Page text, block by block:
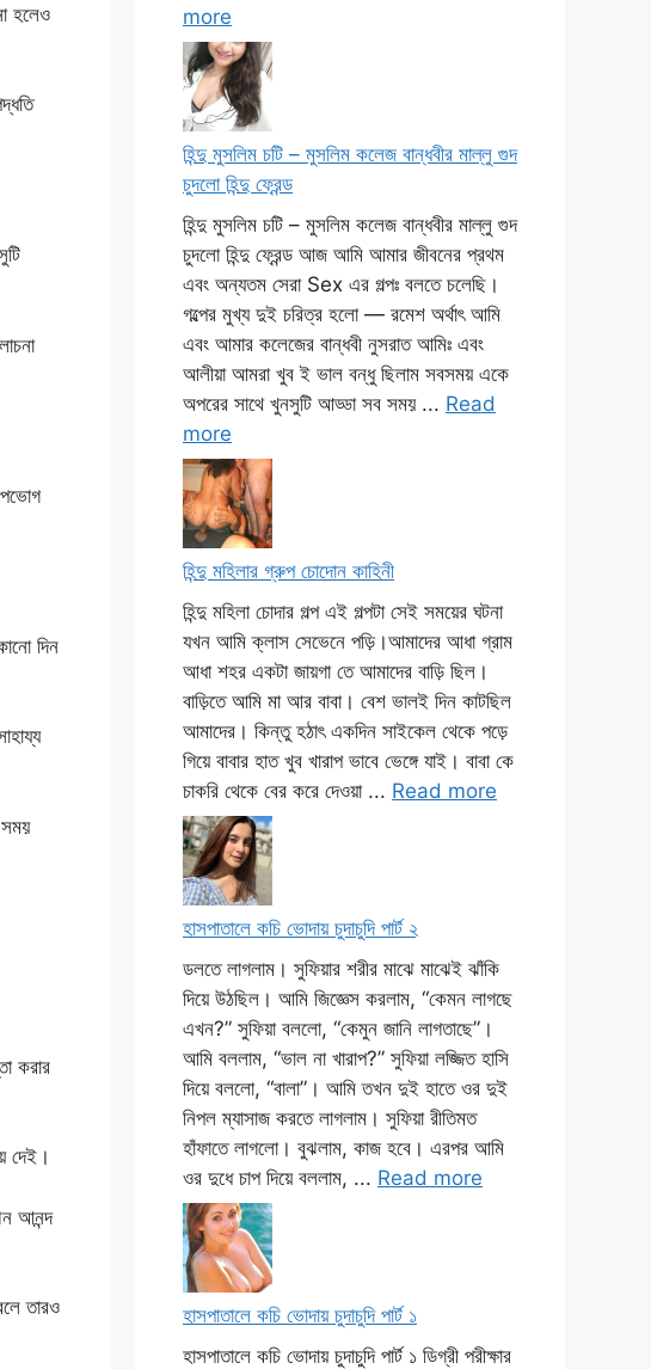
হলেও
দিন
করার
দেই।
আনন্দ
তারও
more
হিন্দু মুসলিম চটি – মুসলিম কলেজ বান্ধবীর মাল্লু গুদ
চুদলো হিন্দু ফ্রেন্ড
হিন্দু মুসলিম চটি – মুসলিম কলেজ বান্ধবীর মাল্লু গুদ
চুদলো হিন্দু ফ্রেন্ড আজ আমি আমার জীবনের প্রথম
এবং অন্যতম সেরা Sex এর গল্পঃ বলতে চলেছি।
গল্পের মুখ্য দুই চরিত্র হলো — রমেশ অর্থাৎ আমি
এবং আমার কলেজের বান্ধবী নুসরাত আমিঃ এবং
আলীয়া আমরা খুব ই ভাল বন্ধু ছিলাম সবসময় একে
অপরের সাথে খুনসুটি আড্ডা সব সময় ... Read
more
হিন্দু মহিলার গ্রুপ চোদোন কাহিনী
হিন্দু মহিলা চোদার গল্প এই গল্পটা সেই সময়ের ঘটনা
যখন আমি ক্লাস সেভেনে পড়ি।আমাদের আধা গ্রাম
আধা শহর একটা জায়গা তে আমাদের বাড়ি ছিল।
বাড়িতে আমি মা আর বাবা। বেশ ভালই দিন কাটছিল
আমাদের। কিন্তু হঠাৎ একদিন সাইকেল থেকে পড়ে
গিয়ে বাবার হাত খুব খারাপ ভাবে ভেঙ্গে যাই। বাবা কে
চাকরি থেকে বের করে দেওয়া ... Read more
হাসপাতালে কচি ভোদায় চুদাচুদি পার্ট ২
ডলতে লাগলাম। সুফিয়ার শরীর মাঝে মাঝেই ঝাঁকি
দিয়ে উঠছিল। আমি জিজ্ঞেস করলাম, “কেমন লাগছে
এখন?” সুফিয়া বললো, “কেমুন জানি লাগতাছে”।
আমি বললাম, “ভাল না খারাপ?” সুফিয়া লজ্জিত হাসি
দিয়ে বললো, “বালা”। আমি তখন দুই হাতে ওর দুই
নিপল ম্যাসাজ করতে লাগলাম। সুফিয়া রীতিমত
হাঁফাতে লাগলো। বুঝলাম, কাজ হবে। এরপর আমি
ওর দুধে চাপ দিয়ে বললাম, ... Read more
হাসপাতালে কচি ভোদায় চুদাচুদি পার্ট ১
হাসপাতালে কচি ভোদায় চুদাচুদি পার্ট ১ ডিগ্রী পরীক্ষার